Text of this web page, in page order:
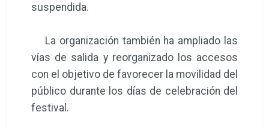
suspendida.
La organización también ha ampliado las
vías de salida y reorganizado los accesos
con el objetivo de favorecer la movilidad del
público durante los días de celebración del
festival.